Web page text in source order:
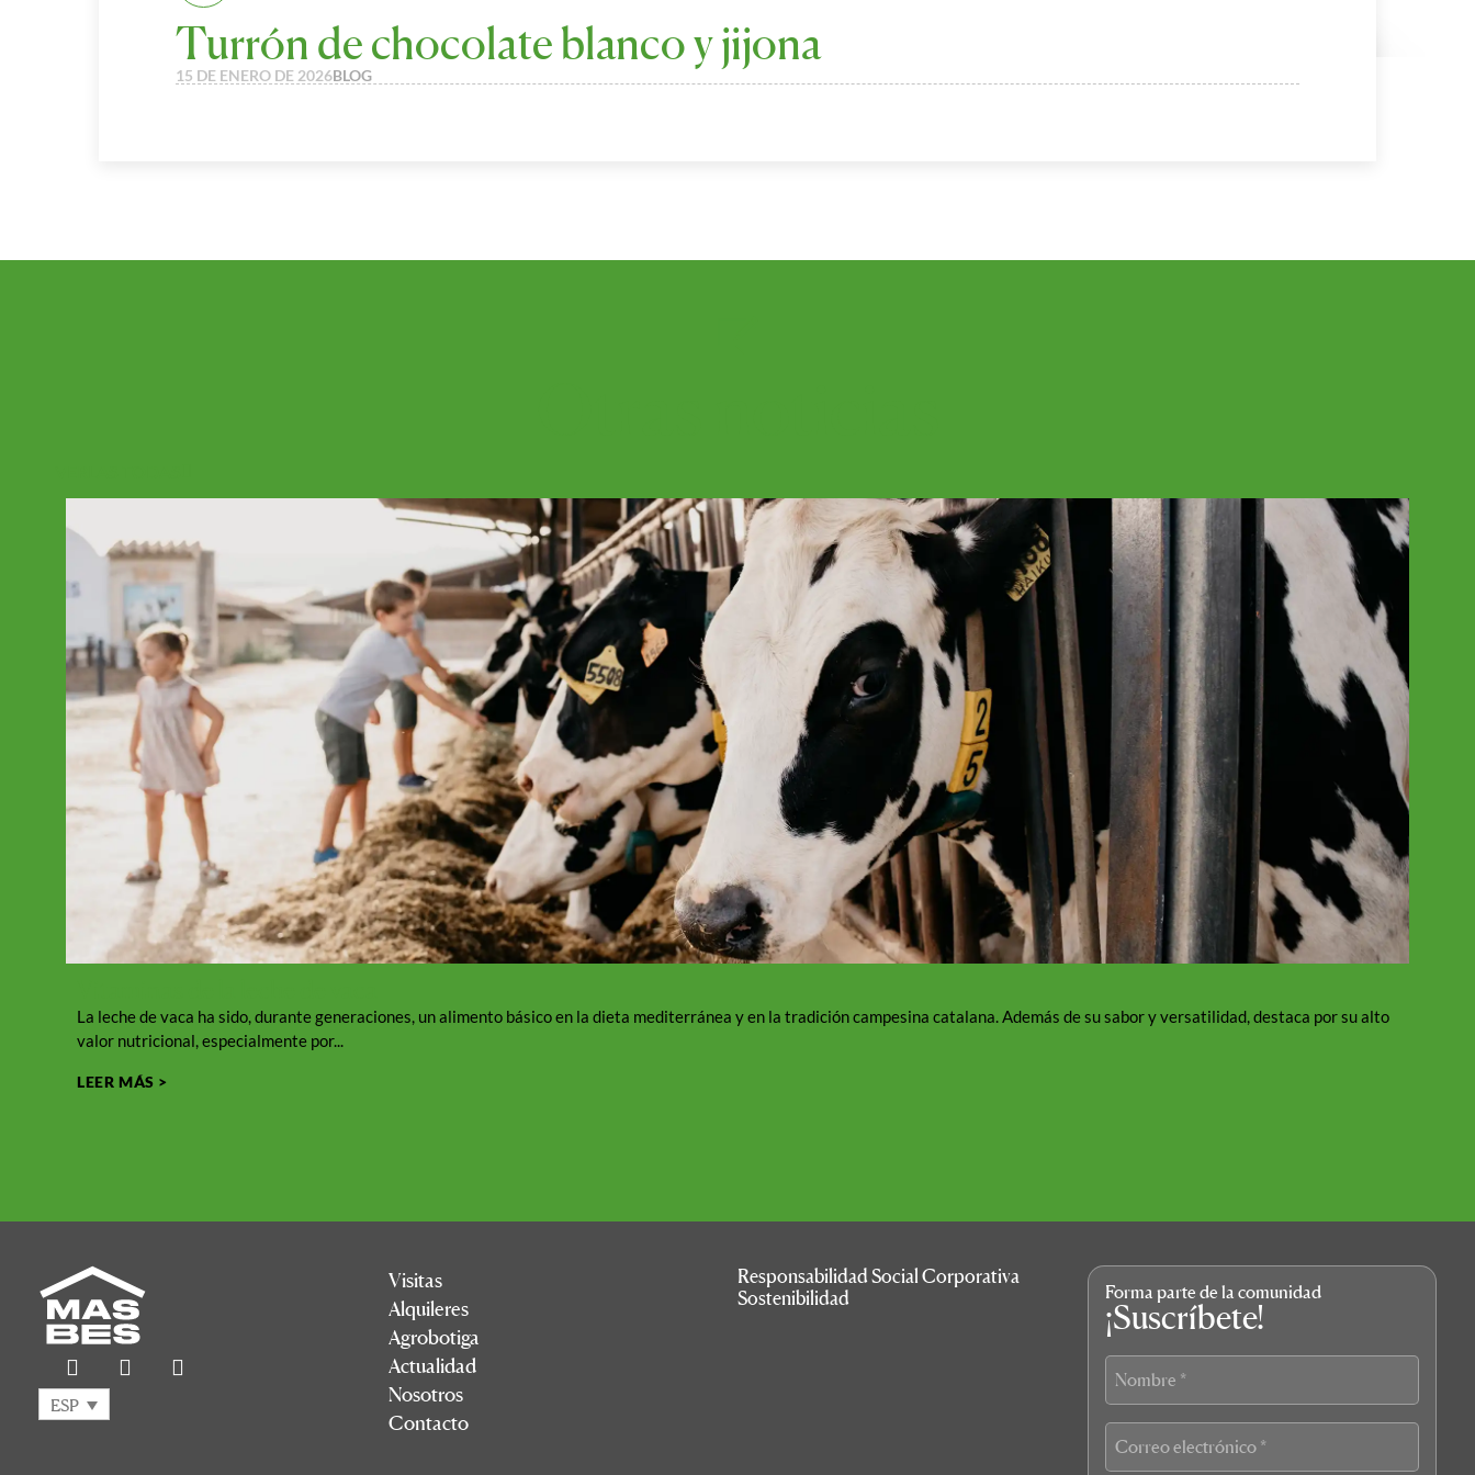
Turrón de chocolate blanco y jijona
15 DE ENERO DE 2026BLOG
La leche de vaca ha sido, durante generaciones, un alimento básico en la dieta mediterránea y en la tradición campesina catalana. Además de su sabor y versatilidad, destaca por su alto
valor nutricional, especialmente por...
LEER MÁS >
ESP
Visitas
Alquileres
Agrobotiga
Actualidad
Nosotros
Contacto
Responsabilidad Social Corporativa
Sostenibilidad
Forma parte de la comunidad
¡Suscríbete!
Nombre
*
Correo
electrónico